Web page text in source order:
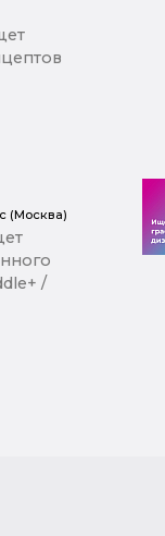
(Москва)
/